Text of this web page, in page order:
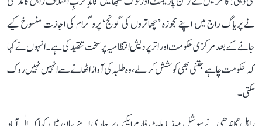
نے پریاگ راج میں اپنے مجوزہ ’چھاتروں کی گونج‘ پروگرام کی اجازت منسوخ کیے
جانے کے بعد مرکزی حکومت اور اتر پردیش انتظامیہ پر سخت تنقید کی ہے۔ انہوں نے کہا
کہ حکومت چاہے جتنی بھی کوشش کر لے، وہ طلبہ کی آواز اٹھانے سے انہیں نہیں روک
سکتی۔